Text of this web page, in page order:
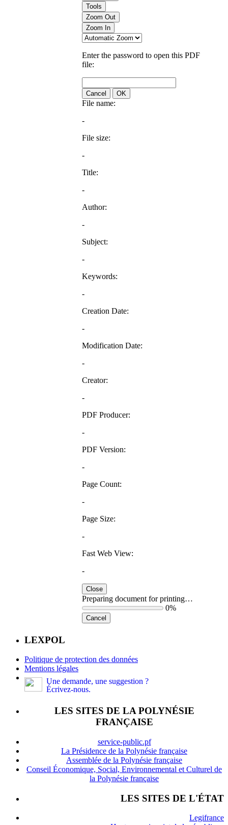
Tools
Zoom Out
Zoom In
Enter the password to open this PDF
file:
Cancel OK
File name:
-
File size:
-
Title:
-
Author:
-
Subject:
-
Keywords:
-
Creation Date:
-
Modification Date:
-
Creator:
-
PDF Producer:
-
PDF Version:
-
Page Count:
-
Page Size:
-
Fast Web View:
-
Close
Preparing document for printing…
0%
Cancel
LEXPOL
Politique de protection des données
Mentions légales
Une demande, une suggestion ?
Écrivez-nous.
LES SITES DE LA POLYNÉSIE
FRANÇAISE
service-public.pf
La Présidence de la Polynésie française
Assemblée de la Polynésie française
Conseil Économique, Social, Environnemental et Culturel de
la Polynésie française
LES SITES DE L'ÉTAT
Legifrance